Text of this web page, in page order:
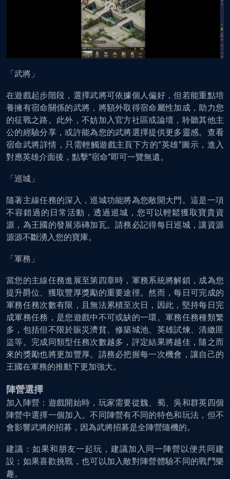
「武將」
在遊戲起步階段，選擇武將可依據個人偏好，但若能重點培
養擁有宿命關係的武將，將額外取得宿命屬性加成，助力您
的征戰之路。此外，不妨加入官方社區或論壇，聆聽其他主
公的經驗分享，或許能為您的武將選擇提供更多靈感。查看
宿命武將詳情，只需輕觸遊戲主頁下方的“英雄”圖示，進入
對應英雄介面後，點擊“宿命”即可一覽無遺。
「巡城」
隨著主線任務的深入，巡城功能將為您敞開大門。這是一項
不容錯過的日常活動，透過巡城，您可以輕鬆獲取寶貴資
源，為王國的發展添磚加瓦。請務必記得每日巡城，讓資源
源源不斷湧入您的寶庫。
「軍務」
當您的主線任務進展至第四章時，軍務系統將解鎖，成為您
提升爵位、獲取豐厚獎勵的重要途徑。然而，每日可完成的
軍務任務次數有限，且無法累積至次日，因此，堅持每日完
成軍務任務，是您遊戲中不可或缺的一環。軍務任務種類繁
多，包括但不限於賑災濟貧、修築城池、英雄試煉、清繳匪
盜等。完成同類型任務次數越多，評定結果將越佳，隨之而
來的獎勵也將更加豐厚。請務必把握每一次機會，讓自己的
王國在軍務的推動下更加強大。
陣營選擇
加入陣營：遊戲開始時，玩家需要從魏、蜀、吳和群英四個
陣營中選擇一個加入。不同陣營有不同的特色和玩法，但不
會影響武將的招募，因為武將招募是全陣營隨機的。
建議：如果和朋友一起玩，建議加入同一陣營以便共同建
設；如果喜歡挑戰，也可以加入敵對陣營體驗不同的戰鬥樂
趣。